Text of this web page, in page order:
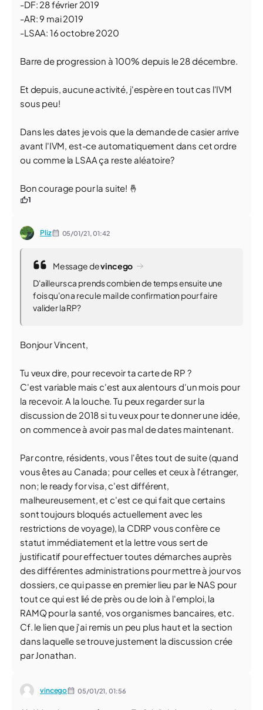
-DF: 28 février 2019
-AR: 9 mai 2019
-LSAA: 16 octobre 2020
Barre de progression à 100% depuis le 28 décembre.
Et depuis, aucune activité, j'espère en tout cas l'IVM
sous peu!
Dans les dates je vois que la demande de casier arrive
avant l'IVM, est-ce automatiquement dans cet ordre
ou comme la LSAA ça reste aléatoire?
Bon courage pour la suite! 🤞
1
Pliz 05/01/21,01:42
Message devincego
D'ailleurs ca prends combien de temps ensuite une
fois qu'on a recu le mail de confirmation pour faire
valider la RP?
Bonjour Vincent,
Tu veux dire, pour recevoir ta carte de RP ?
C'est variable mais c'est aux alentours d'un mois pour
la recevoir. A la louche. Tu peux regarder sur la
discussion de 2018 si tu veux pour te donner une idée,
on commence à avoir pas mal de dates maintenant.
Par contre, résidents, vous l'êtes tout de suite (quand
vous êtes au Canada; pour celles et ceux à l'étranger,
non; le ready for visa, c'est différent,
malheureusement, et c'est ce qui fait que certains
sont toujours bloqués actuellement avec les
restrictions de voyage), la CDRP vous confère ce
statut immédiatement et la lettre vous sert de
justificatif pour effectuer toutes démarches auprès
des différentes administrations pour mettre à jour vos
dossiers, ce qui passe en premier lieu par le NAS pour
tout ce qui est lié de près ou de loin à l'emploi, la
RAMQ pour la santé, vos organismes bancaires, etc.
Cf. le lien que j'ai remis un peu plus haut et la section
dans laquelle se trouve justement la discussion crée
par Jonathan.
vincego 05/01/21,01:56